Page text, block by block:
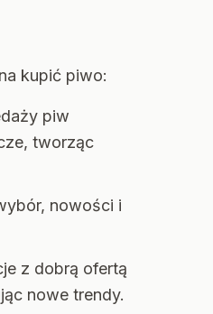
kupić piwo:
piw
tworząc
nowości i
z dobrą ofertą
nowe trendy.